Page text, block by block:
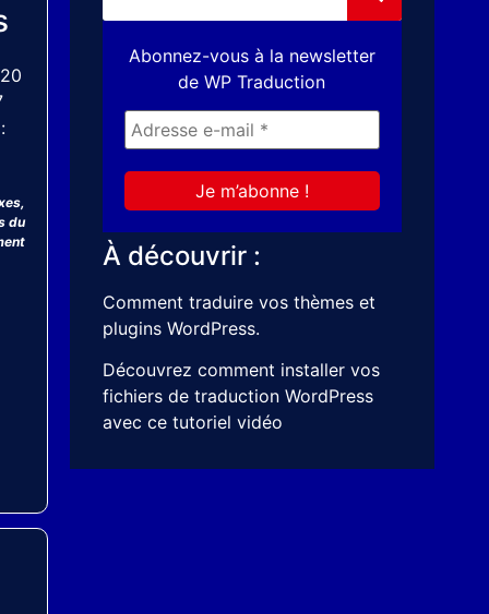
Abonnez-vous à la newsletter
de WP Traduction
À découvrir :
Comment traduire vos thèmes et
plugins WordPress.
Découvrez comment installer vos
fichiers de traduction WordPress
avec ce tutoriel vidéo
du